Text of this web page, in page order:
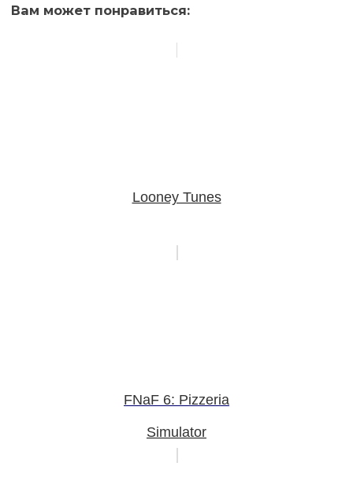
Вам может понравиться:
Looney Tunes
FNaF 6: Pizzeria
Simulator